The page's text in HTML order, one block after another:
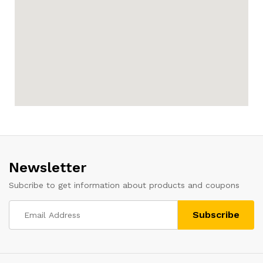
Newsletter
Subcribe to get information about products and coupons